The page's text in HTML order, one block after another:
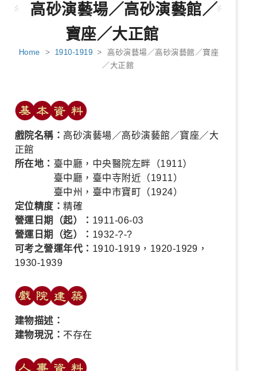
高砂演藝場／高砂演藝館／
寶座／大正館
Home > 1910-1919 > 高砂演藝場／高砂演藝館／寶座
／大正館
戲院名稱： 高砂演藝場／高砂演藝館／寶座／大
正館
所在地： 臺中廳，中央醫院左畔（1911）
臺中廳，臺中寺附近（1911）
臺中州，臺中市寶町（1924）
定位精度：精確
營運日期（起）： 1911-06-03
營運日期（迄）： 1932-?-?
可考之營運年代： 1910-1919，1920-1929，
1930-1939
建物描述：
建物現況： 不存在